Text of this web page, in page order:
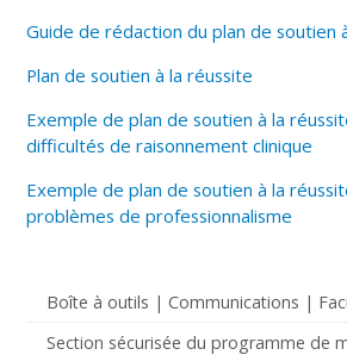
Boîte à outils | Communications |
Section sécurisée du programme de
Guide de rédaction du plan de soutien
Plan de soutien à la réussite
Exemple de plan de soutien à la
difficultés de raisonnement clinique
Exemple de plan de soutien à la
problèmes de professionnalisme